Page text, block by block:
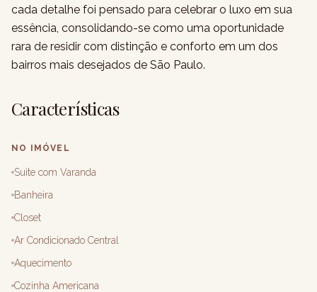
cada detalhe foi pensado para celebrar o luxo em sua
essência, consolidando-se como uma oportunidade
rara de residir com distinção e conforto em um dos
bairros mais desejados de São Paulo.
Características
NO IMÓVEL
Suite com Varanda
Banheira
Closet
Ar Condicionado Central
Aquecimento
Cozinha Americana